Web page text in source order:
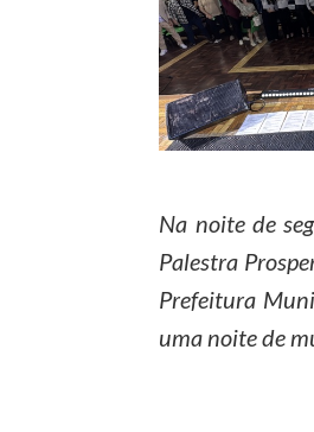
Na noite de
Palestra
Prefeitura
uma noite de